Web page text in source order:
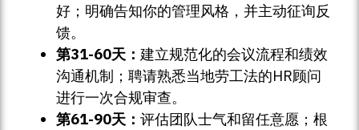
好；明确告知你的管理风格，并主动征询反
馈。
第31-60天： 建立规范化的会议流程和绩效
沟通机制；聘请熟悉当地劳工法的HR顾问
进行一次合规审查。
第61-90天： 评估团队士气和留任意愿；根